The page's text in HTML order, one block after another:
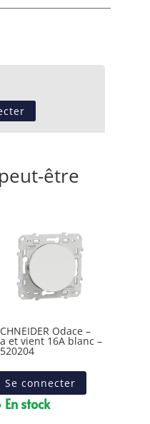
être
Odace –
et vient 16A blanc –
Se connecter
En stock